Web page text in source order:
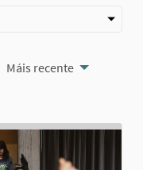
Máis recente